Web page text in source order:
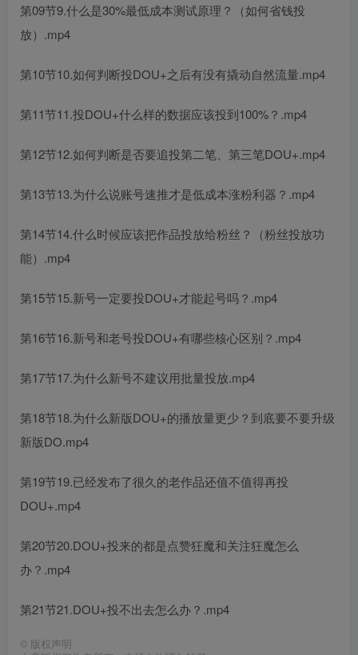
第09节9.什么是30%最低成本测试原理？（如何省钱投
放）.mp4
第10节10.如何判断投DOU+之后有没有撬动自然流量.mp4
第11节11.投DOU+什么样的数据应该投到100%？.mp4
第12节12.如何判断是否要追投第二笔、第三笔DOU+.mp4
第13节13.为什么说账号速推才是低成本涨粉利器？.mp4
第14节14.什么时候应该把作品投放给粉丝？（粉丝投放功
能）.mp4
第15节15.新号一定要投DOU+才能起号吗？.mp4
第16节16.新号和老号投DOU+有哪些核心区别？.mp4
第17节17.为什么新号不建议用批量投放.mp4
第18节18.为什么新版DOU+的播放量更少？到底要不要升级
新版DO.mp4
第19节19.已经发布了很久的老作品还值不值得再投
DOU+.mp4
第20节20.DOU+投来的都是点赞狂魔和关注狂魔怎么
办？.mp4
第21节21.DOU+投不出去怎么办？.mp4
© 版权声明